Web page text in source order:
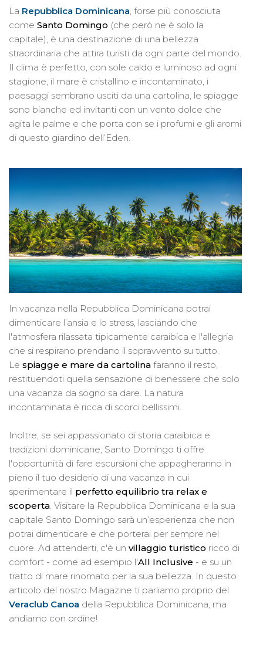
La Repubblica Dominicana , forse più conosciuta
come Santo Domingo (che però ne è solo la
capitale), è una destinazione di una bellezza
straordinaria che attira turisti da ogni parte del mondo.
Il clima è perfetto, con sole caldo e luminoso ad ogni
stagione, il mare è cristallino e incontaminato, i
paesaggi sembrano usciti da una cartolina, le spiagge
sono bianche ed invitanti con un vento dolce che
agita le palme e che porta con se i profumi e gli aromi
di questo giardino dell’Eden.
In vacanza nella Repubblica Dominicana potrai
dimenticare l’ansia e lo stress, lasciando che
l'atmosfera rilassata tipicamente caraibica e l'allegria
che si respirano prendano il sopravvento su tutto.
Le spiagge e mare da cartolina faranno il resto,
restituendoti quella sensazione di benessere che solo
una vacanza da sogno sa dare. La natura
incontaminata è ricca di scorci bellissimi.
Inoltre, se sei appassionato di storia caraibica e
tradizioni dominicane, Santo Domingo ti offre
l'opportunità di fare escursioni che appagheranno in
pieno il tuo desiderio di una vacanza in cui
sperimentare il perfetto equilibrio tra relax e
scoperta. Visitare la Repubblica Dominicana e la sua
capitale Santo Domingo sarà un’esperienza che non
potrai dimenticare e che porterai per sempre nel
cuore. Ad attenderti, c'è un villaggio turistico ricco di
comfort - come ad esempio l'All Inclusive - e su un
tratto di mare rinomato per la sua bellezza. In questo
articolo del nostro Magazine ti parliamo proprio del
Veraclub Canoa della Repubblica Dominicana, ma
andiamo con ordine!